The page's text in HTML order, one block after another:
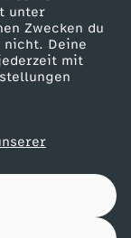
unter
Zwecken du
nicht. Deine
mit